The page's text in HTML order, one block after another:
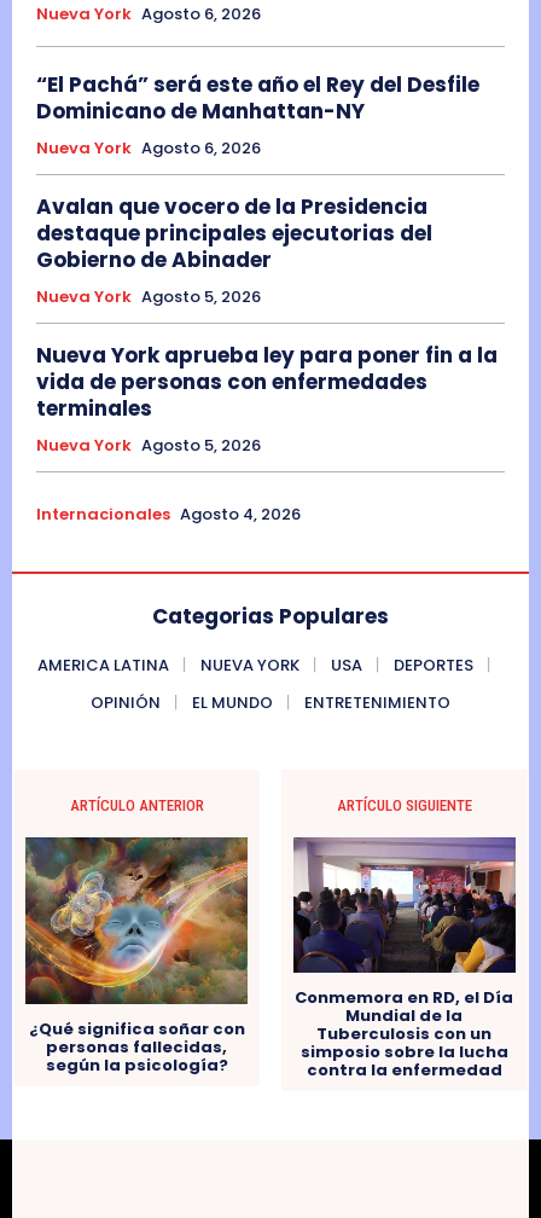
Nueva York Agosto 6, 2026
“El Pachá” será este año el Rey del Desfile
Dominicano de Manhattan-NY
Nueva York Agosto 6, 2026
Avalan que vocero de la Presidencia
destaque principales ejecutorias del
Gobierno de Abinader
Nueva York Agosto 5, 2026
Nueva York aprueba ley para poner fin a la
vida de personas con enfermedades
terminales
Nueva York Agosto 5, 2026
Internacionales Agosto 4, 2026
Categorias Populares
AMERICA LATINA NUEVA YORK USA
DEPORTES
OPINIÓN
EL MUNDO ENTRETENIMIENTO
ARTÍCULO ANTERIOR
¿Qué significa soñar con
personas fallecidas,
según la psicología?
ARTÍCULO SIGUIENTE
Conmemora en RD, el Día
Mundial de la
Tuberculosis con un
simposio sobre la lucha
contra la enfermedad